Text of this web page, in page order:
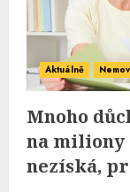
Aktuálně
Mnoho
na miliony
nezíská,